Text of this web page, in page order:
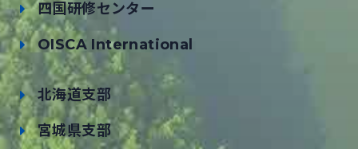
四国研修センター
OISCA International
北海道支部
宮城県支部